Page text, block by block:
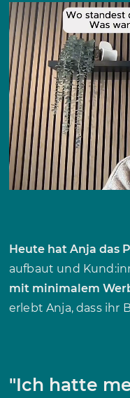
Heute hat Anja das
aufbaut und
mit minimalem
erlebt Anja, dass ihr
"Ich hatte